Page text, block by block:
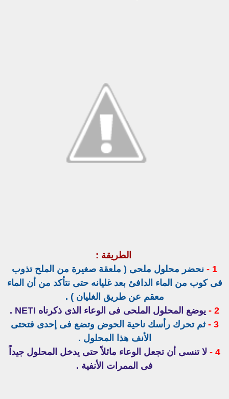
الطريقة :
1 -
نحضر محلول ملحى ( ملعقة صغيرة من الملح تذوب
فى كوب من الماء الدافئ بعد غليانه حتى نتأكد من أن الماء
معقم عن طريق الغليان ) .
2 -
يوضع المحلول الملحى فى الوعاء الذى ذكرناه NETI .
3 -
ثم تحرك رأسك ناحية الحوض وتضع فى إحدى فتحتى
الأنف هذا المحلول .
4 -
لا تنسى أن تجعل الوعاء مائلاً حتى يدخل المحلول جيداً
فى الممرات الأنفية .